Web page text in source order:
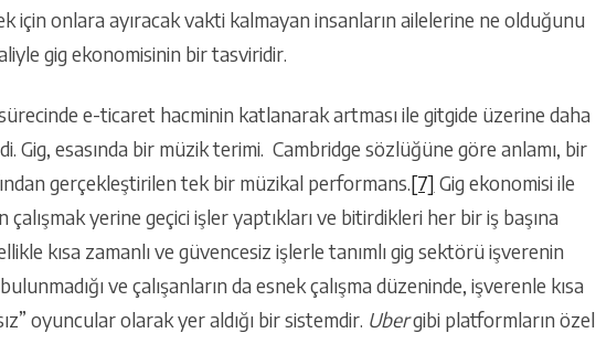
için onlara ayıracak vakti kalmayan insanların ailelerine ne olduğunu
gig ekonomisinin bir tasviridir.
e-ticaret hacminin katlanarak artması ile gitgide üzerine daha
Gig, esasında bir müzik terimi. Cambridge sözlüğüne göre anlamı, bir
gerçekleştirilen tek bir müzikal performans.[7] Gig ekonomisi ile
yerine geçici işler yaptıkları ve bitirdikleri her bir iş başına
kısa zamanlı ve güvencesiz işlerle tanımlı gig sektörü işverenin
ve çalışanların da esnek çalışma düzeninde, işverenle kısa
oyuncular olarak yer aldığı bir sistemdir. Ubergibi platformların özel